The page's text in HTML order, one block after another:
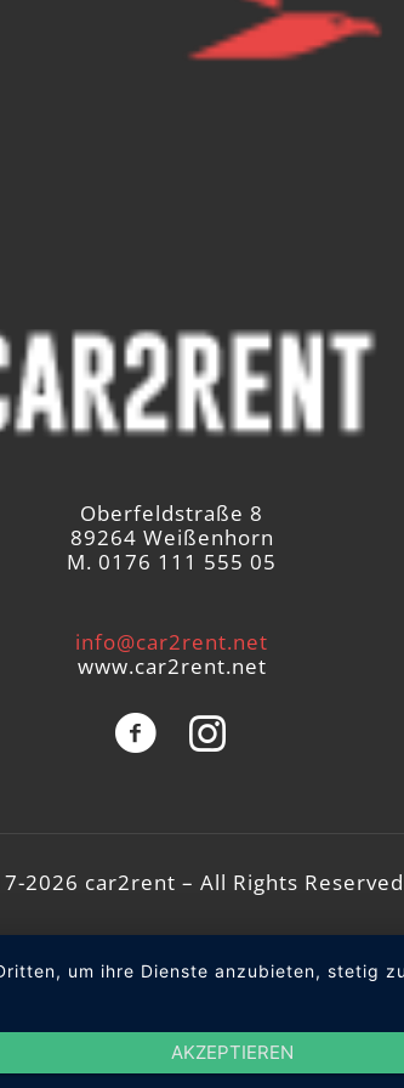
Oberfeldstraße 8
89264 Weißenhorn
M. 0176 111 555 05
info@car2rent.net
www.car2rent.net
2026 car2rent – All Rights Reserved
um ihre Dienste anzubieten, stetig
AKZEPTIEREN